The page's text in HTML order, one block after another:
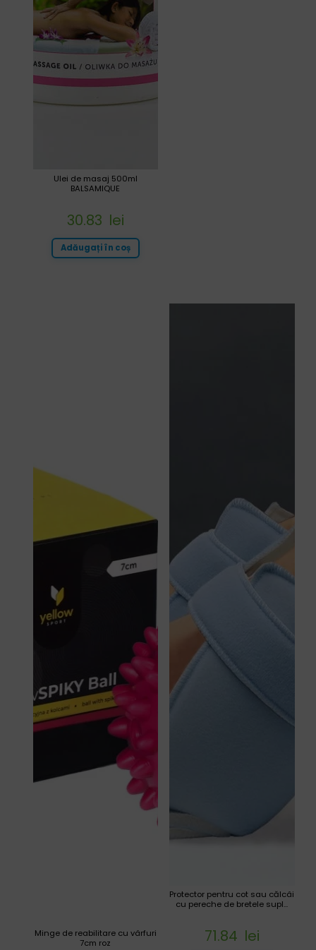
Ulei de masaj 500ml
BALSAMIQUE
30.83 lei
Adăugați în coș
Protector pentru cot sau călcâi
cu pereche de bretele supl...
71.84 lei
Minge de reabilitare cu vârfuri
7cm roz